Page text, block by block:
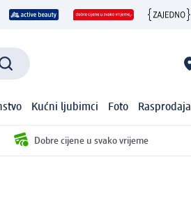
Kućni ljubimci Foto Rasprodaja
Dobre cijene u svako vrijeme